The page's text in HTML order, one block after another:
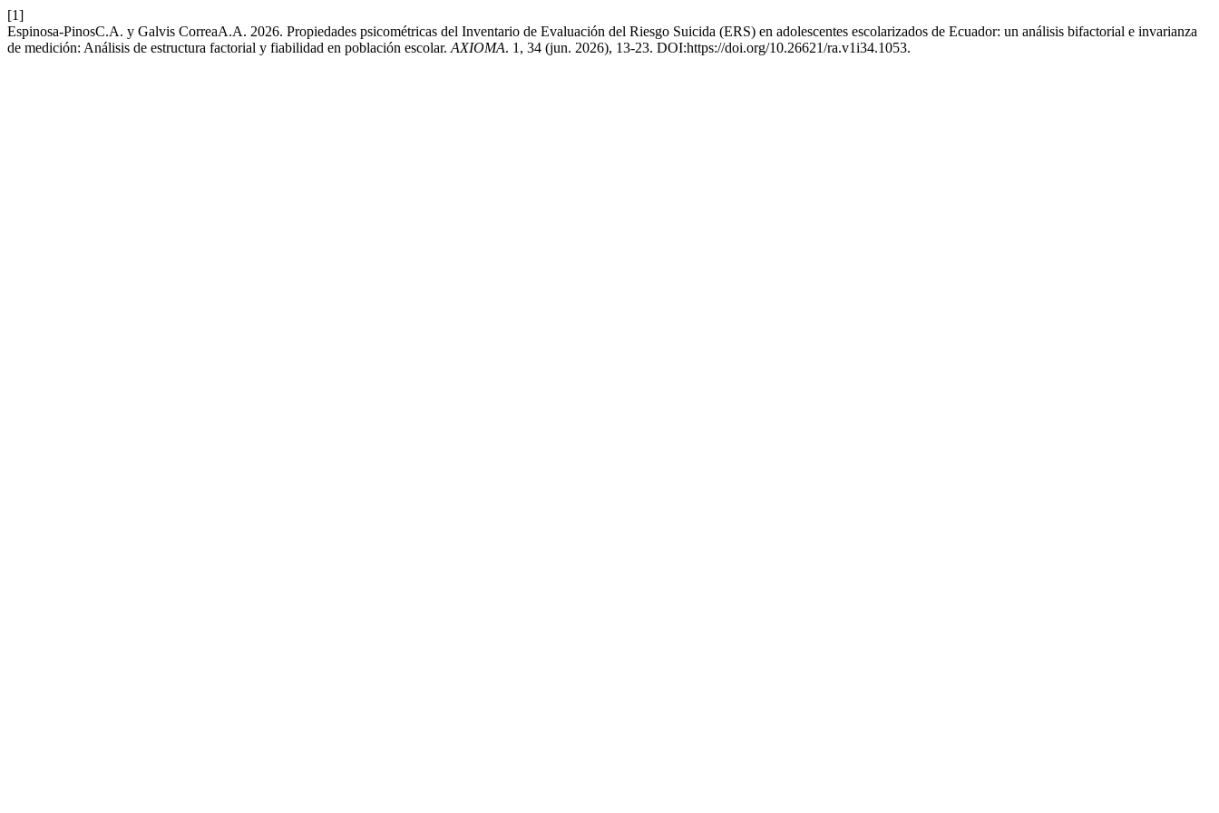
[1]
Espinosa-PinosC.A. y Galvis CorreaA.A. 2026. Propiedades psicométricas del Inventario de Evaluación del Riesgo Suicida (ERS) en adolescentes escolarizados de Ecuador: un análisis bifactorial e invarianza
de medición: Análisis de estructura factorial y fiabilidad en población escolar. AXIOMA. 1, 34 (jun. 2026), 13-23. DOI:https://doi.org/10.26621/ra.v1i34.1053.